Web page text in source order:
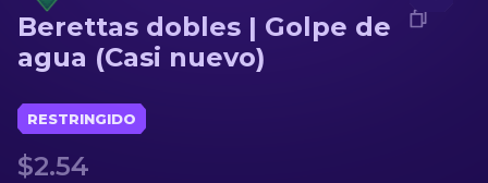
Fusiles de Francotirador
Guantes
Berettas dobles | Golpe de
agua (Casi nuevo)
RESTRINGIDO
$2.54